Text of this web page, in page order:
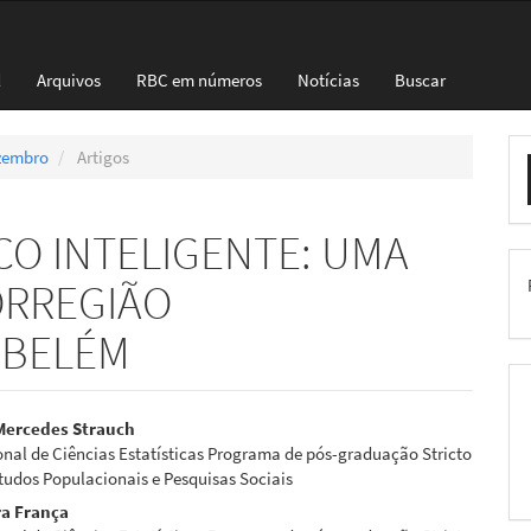
Arquivos RBC em números Notícias Buscar
Artigos
INTELIGENTE: UMA
Strauch
de Ciências Estatísticas Programa de pós-graduação Stricto
Populacionais e Pesquisas Sociais
França